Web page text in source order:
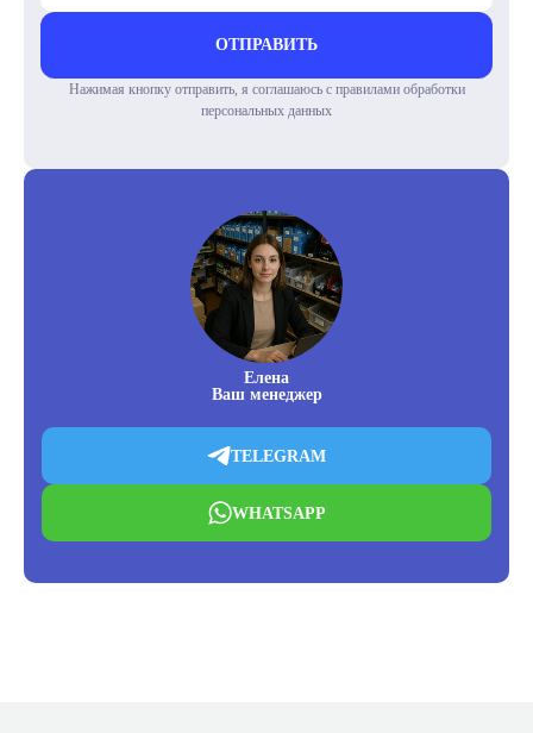
ОТПРАВИТЬ
Нажимая кнопку отправить, я соглашаюсь с правилами обработки
персональных данных
Елена
Ваш менеджер
TELEGRAM
WHATSAPP